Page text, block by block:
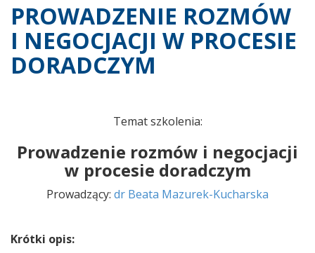
PROWADZENIE ROZMÓW
I NEGOCJACJI W PROCESIE
DORADCZYM
Temat szkolenia:
Prowadzenie rozmów i negocjacji
w procesie doradczym
Prowadzący: dr Beata Mazurek-Kucharska
Krótki opis: